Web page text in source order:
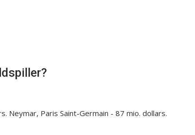
Neymar, Paris Saint-Germain - 87 mio. dollars.